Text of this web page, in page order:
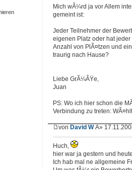
Mich wÃ¼rd ja vor Allem
gemeint ist:
Jeder Teilnehmer der
eigenen Platz oder hat
Anzahl von PlÃ¤tzen und
traurig nach Hause?
Liebe GrÃ¼ÃŸe,
Juan
PS: Wo ich hier schon die
Verbindung zu treten:
von David W Â»
Huch,
hier war ja gestern und
Ich hab mal ne allgemeine